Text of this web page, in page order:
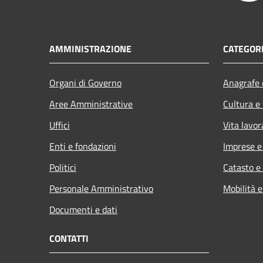
AMMINISTRAZIONE
Organi di Governo
Aree Amministrative
Uffici
Enti e fondazioni
Politici
Personale Amministrativo
Documenti e dati
Cultura
Vita
Imprese
Catasto
Mobilità
CONTATTI